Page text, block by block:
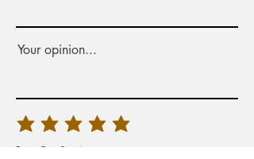
Your opinion...
Rate Our Services